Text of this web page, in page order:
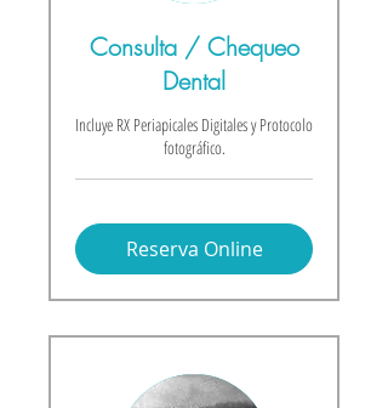
Consulta / Chequeo
Dental
Incluye RX Periapicales Digitales y Protocolo
fotográfico.
Reserva Online